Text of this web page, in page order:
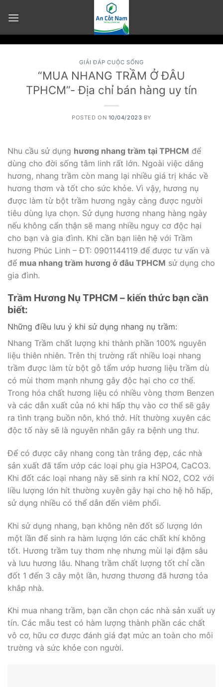
GIẢI ĐÁP CUỘC SỐNG
“MUA NHANG TRẦM Ở ĐÂU
TPHCM”- Địa chỉ bán hàng uy tín
POSTED ON 10/04/2023 BY
Nhu cầu sử dụng hương nhang trầm tại TPHCM để
dùng cho đời sống tâm linh rất lớn. Ngoài việc dâng
hương, nhang trầm còn mang lại nhiều giá trị khác về
hương thơm và tốt cho sức khỏe. Vì vậy, hương nụ
được làm từ bột trầm hương ngày càng được người
tiêu dùng lựa chọn. Sử dụng hương nhang hàng ngày
nếu không cẩn thận sẽ mang nhiều nguy cơ độc hại
cho bạn và gia đình. Khi cần bạn liên hệ với Trầm
hương Phúc Linh – ĐT: 0901144119 để được tư vấn và
để mua nhang trầm hương ở đâu TPHCM sử dụng cho
gia đình.
Trầm Hương Nụ TPHCM – kiến thức bạn cần
biết:
Những điều lưu ý khi sử dụng nhang nụ trầm:
Nhang Trầm chất lượng khi thành phần 100% nguyên
liệu thiên nhiên. Trên thị trường rất nhiều loại nhang
trầm được làm từ bột gỗ tẩm ướp hương liệu trầm dù
có mùi thơm mạnh nhưng gây độc hại cho cơ thể.
Trong hóa chất hương liệu có nhiều vòng thơm Benzen
và các dẫn xuất của nó khi hấp thụ vào cơ thể sẽ gây
ra tình trạng buồn nôn, khó thở. Hít thường xuyên các
độc tố này sẽ là nguyên nhân gây ra bệnh ung thư.
Để có được cây nhang cong tàn trắng đẹp, các nhà
sản xuất đã tẩm ướp các loại phụ gia H3PO4, CaCO3.
Khi đốt các loại nhang này sẽ sinh ra khí NO2, CO2 với
liều lượng lớn hít thường xuyên gây hại cho hệ hô hấp,
sử dụng nhiều có thể dẫn đến viêm phổi.
Khi sử dụng nhang, bạn không nên đốt số lượng lớn
một lần để sinh ra hàm lượng lớn các chất khí không
tốt. Hương trầm tuy thơm nhẹ nhưng mùi lại đậm sâu
và lưu hương lâu. Nhang trầm chất lượng tốt chỉ cần
đốt 1 đến 3 cây một lần, hương thương đã hương tỏa
khắp nhà.
Khi mua nhang trầm, bạn cần chọn các nhà sản xuất uy
tín. Các mẫu test có hàm lượng thành phần các chất
vô cơ, hữu cơ được đánh giá đạt mức an toàn cho môi
trường và sức khỏe con người.